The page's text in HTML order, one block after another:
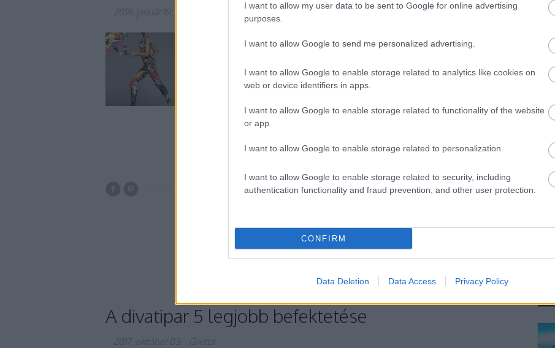
I want to allow my user data to be sent to Google for online advertising
purposes.
I want to allow Google to send me personalized advertising.
I want to allow Google to enable storage related to analytics like cookies on
web or device identifiers in apps.
I want to allow Google to enable storage related to functionality of the website
or app.
I want to allow Google to enable storage related to personalization.
I want to allow Google to enable storage related to security, including
authentication functionality and fraud prevention, and other user protection.
CONFIRM
Data Deletion Data Access Privacy Policy
2018. január 19.
Szupermodellek, hírességek és felkapott tinisztárok is szerepelnek 2018
lettek. Íme az idei év legfelkapottabb stílusreklámjai - erről beszél most
mindenki! © Steven Meisel/Versace VERSACE Idei legnagyobb kedvencem
TOVÁBB
komment
fashion ruha luxus karl lagerfeld
cindy crawford steven meisel giuseppe zanotti coach gisele bündchen
jimmy choo anja rubik
divatfotó christy turlington blumarine divatblog
A divatipar 5 legjobb befektetése
2017. október 03. Gretta